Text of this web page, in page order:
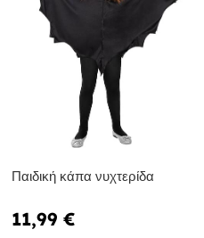
Παιδική κάπα νυχτερίδα
11,99 €